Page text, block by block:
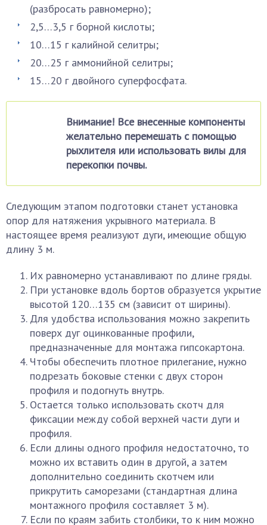
(разбросать равномерно);
2,5…3,5 г борной кислоты;
10…15 г калийной селитры;
20…25 г аммонийной селитры;
15…20 г двойного суперфосфата.
Внимание! Все внесенные компоненты
желательно перемешать с помощью
рыхлителя или использовать вилы для
перекопки почвы.
Следующим этапом подготовки станет установка
опор для натяжения укрывного материала. В
настоящее время реализуют дуги, имеющие общую
длину 3 м.
Их равномерно устанавливают по длине гряды.
При установке вдоль бортов образуется укрытие
высотой 120…135 см (зависит от ширины).
Для удобства использования можно закрепить
поверх дуг оцинкованные профили,
предназначенные для монтажа гипсокартона.
Чтобы обеспечить плотное прилегание, нужно
подрезать боковые стенки с двух сторон
профиля и подогнуть внутрь.
Остается только использовать скотч для
фиксации между собой верхней части дуги и
профиля.
Если длины одного профиля недостаточно, то
можно их вставить один в другой, а затем
дополнительно соединить скотчем или
прикрутить саморезами (стандартная длина
монтажного профиля составляет 3 м).
Если по краям забить столбики, то к ним можно